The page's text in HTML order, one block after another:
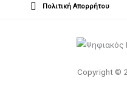
Πολιτική Απορρήτου
Copyright ©